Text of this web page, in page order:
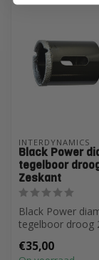
INTERDYNAMICS
Black Power
tegelboor
Zeskant
Black Power
tegelboor droog
€35,00